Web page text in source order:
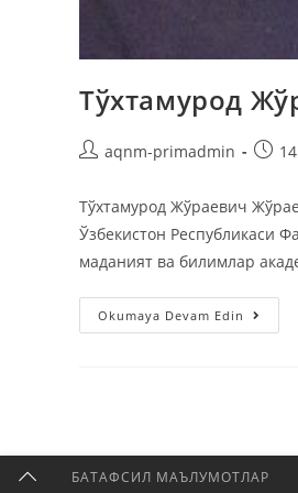
Тўхтамурод
aqnm-primadmin
Тўхтамурод Жўраевич
Ўзбекистон Республикаси
маданият ва билимлар
Okumaya Devam Edin
БАТАФСИЛ МАЪЛУМОТЛАР